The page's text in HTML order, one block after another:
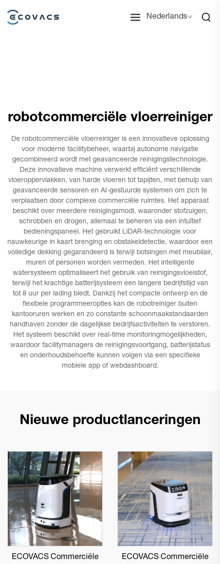
Nederlands
robotcommerciële vloerreiniger
De robotcommerciële vloerreiniger is een innovatieve oplossing
voor moderne facilitybeheer, waarbij autonome navigatie
gecombineerd wordt met geavanceerde reinigingstechnologie.
Deze innovatieve machine verwerkt efficiënt verschillende
vloeroppervlakken, van harde vloeren tot tapijten, met behulp van
geavanceerde sensoren en AI-gestuurde systemen om zich te
verplaatsen door complexe commerciële ruimtes. Het apparaat
beschikt over meerdere reinigingsmodi, waaronder stofzuigen,
schrobben en drogen, allemaal te beheren via een intuïtief
bedieningspaneel. Het gebruikt LiDAR-technologie voor
nauwkeurige in kaart brenging en obstakeldetectie, waardoor een
volledige dekking gegarandeerd is terwijl botsingen met meubilair,
muren of personen worden vermeden. Het intelligente
watersysteem optimaliseert het gebruik van reinigingsvloeistof,
terwijl het krachtige batterijsysteem een langere bedrijfstijd van
tot 8 uur per lading biedt. Dankzij het compacte ontwerp en de
flexibele programmeeropties kan de robotreiniger buiten
kantooruren werken en zo constante schoonmaakstandaarden
handhaven zonder de dagelijkse bedrijfsactiviteiten te verstoren.
Het systeem beschikt over real-time monitoringmogelijkheden,
waardoor facilitymanagers de reinigingsvoortgang, batterijstatus
en onderhoudsbehoefte kunnen volgen via een specifieke
mobiele app of webdashboard.
Nieuwe productlanceringen
ECOVACS Commerciële
ECOVACS Commerciële